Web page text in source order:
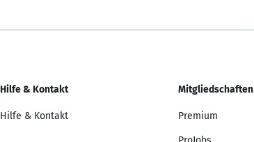
Hilfe & Kontakt
Hilfe & Kontakt
Mitgliedschaften
Premium